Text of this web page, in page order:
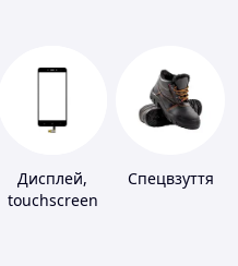
Дисплей,
touchscreen
Спецвзуття